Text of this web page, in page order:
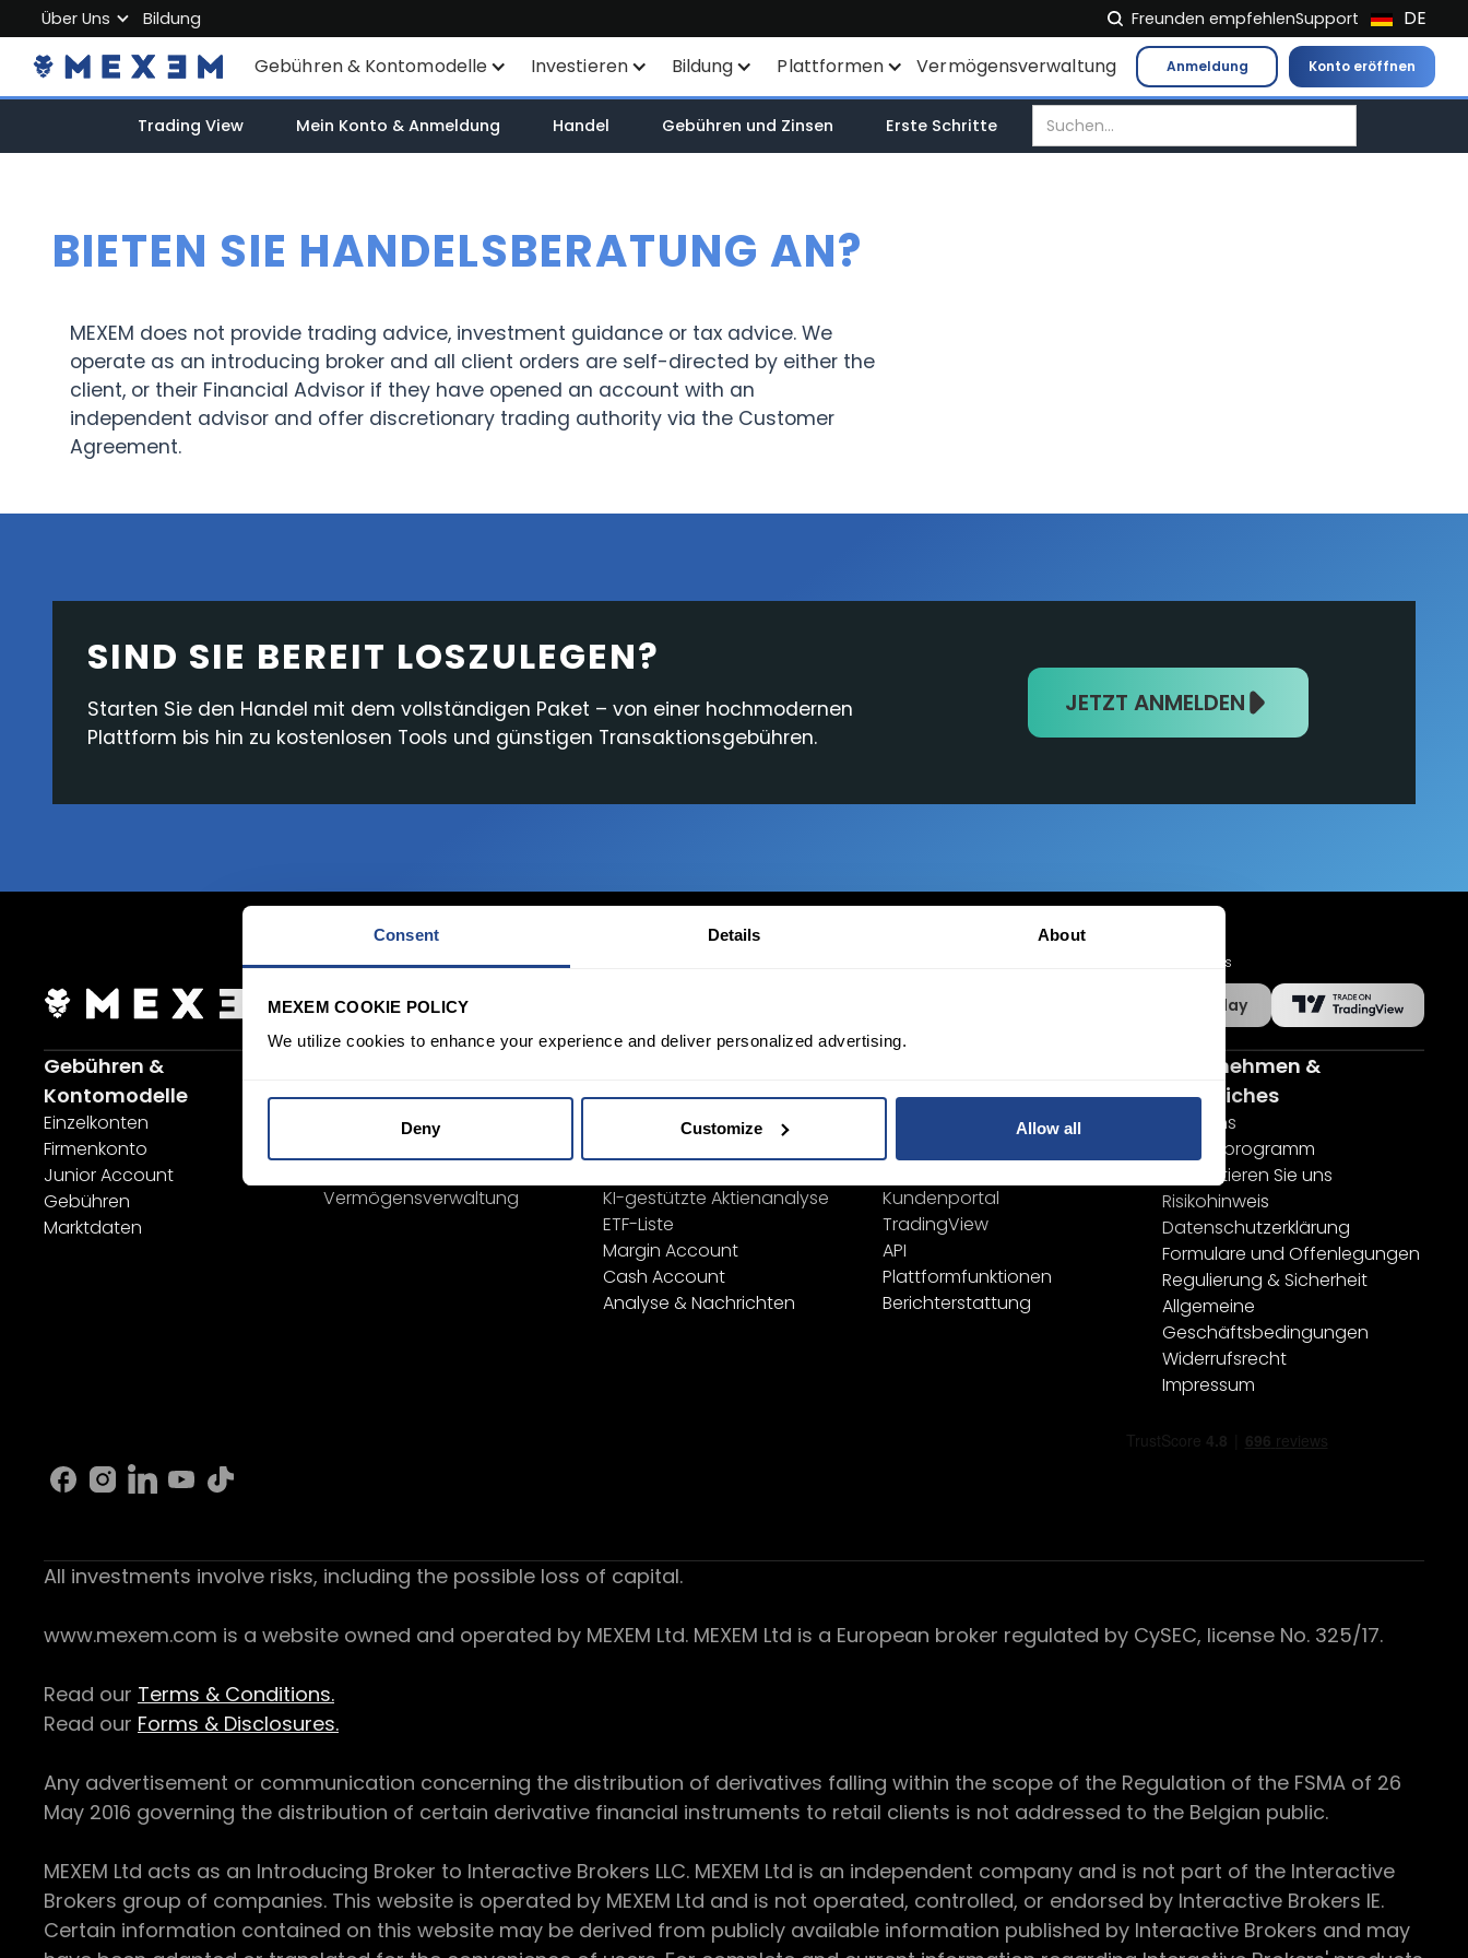
Consent Details About
MEXEM COOKIE POLICY
We utilize cookies to enhance your experience and deliver personalized advertising.
Deny Customize Allow all
Gebühren & Kontomodelle
Einzelkonten
Marktdaten
Investieren
Sparplan
Nachhaltiges Investieren
Bildung
Finanzinstrumente
KI-gestützte
Aktienanalyse
ETF-Liste
Cash Account
Plattformen
Alle Plattformen
Mexem Desktop
Kundenportal
Vermögensverwaltung
Über Uns
Über MEXEM
Partnerprogramm
Regulierung & Sicherheit
Bildung Freunden empfehlenSupport
Anmeldung Konto eröffnen
DE
NL
FR
ES
Trading View Mein Konto & Anmeldung Handel Gebühren und Zinsen Erste Schritte
BIETEN SIE HANDELSBERATUNG AN?
MEXEM does not provide trading advice, investment guidance or tax advice. We
operate as an introducing broker and all client orders are self-directed by either the
client, or their Financial Advisor if they have opened an account with an
independent advisor and offer discretionary trading authority via the Customer
Agreement.
SIND SIE BEREIT LOSZULEGEN?
Starten Sie den Handel mit dem vollständigen Paket – von einer hochmodernen
Plattform bis hin zu kostenlosen Tools und günstigen Transaktionsgebühren.
JETZT ANMELDEN
Jetzt anmelden
Mobile Apps
Google Play
Gebühren &
Kontomodelle
Einzelkonten
Firmenkonto
Junior Account
Gebühren
Marktdaten
Sparplan
ETFs / UCITS Bereich
Vermögensverwaltung
Finanzinstrumente
Produktliste
KI-gestützte Aktienanalyse
ETF-Liste
Margin Account
Cash Account
Analyse & Nachrichten
Alle Plattformen
Kundenportal
TradingView
API
Plattformfunktionen
Berichterstattung
Unternehmen &
Rechtliches
Über uns
Partnerprogramm
Kontaktieren Sie uns
Risikohinweis
Datenschutzerklärung
Formulare und Offenlegungen
Regulierung & Sicherheit
Allgemeine
Geschäftsbedingungen
Widerrufsrecht
Impressum
All investments involve risks, including the possible loss of capital.
www.mexem.com is a website owned and operated by MEXEM Ltd. MEXEM Ltd is a European broker regulated by CySEC, license No. 325/17.
Read our Terms & Conditions.
Read our Forms & Disclosures.
Any advertisement or communication concerning the distribution of derivatives falling within the scope of the Regulation of the FSMA of 26
May 2016 governing the distribution of certain derivative financial instruments to retail clients is not addressed to the Belgian public.
MEXEM Ltd acts as an Introducing Broker to Interactive Brokers LLC. MEXEM Ltd is an independent company and is not part of the Interactive
Brokers group of companies. This website is operated by MEXEM Ltd and is not operated, controlled, or endorsed by Interactive Brokers IE.
Certain information contained on this website may be derived from publicly available information published by Interactive Brokers and may